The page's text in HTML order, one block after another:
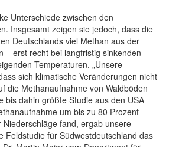
Unterschiede zwischen den
Insgesamt zeigen sie jedoch, dass die
Deutschlands viel Methan aus der
– erst recht bei langfristig sinkenden
Temperaturen. „Unsere
sich klimatische Veränderungen nicht
die Methanaufnahme von Waldböden
bis dahin größte Studie aus den USA
um bis zu 80 Prozent
fand, ergab unsere
Feldstudie für Südwestdeutschland das